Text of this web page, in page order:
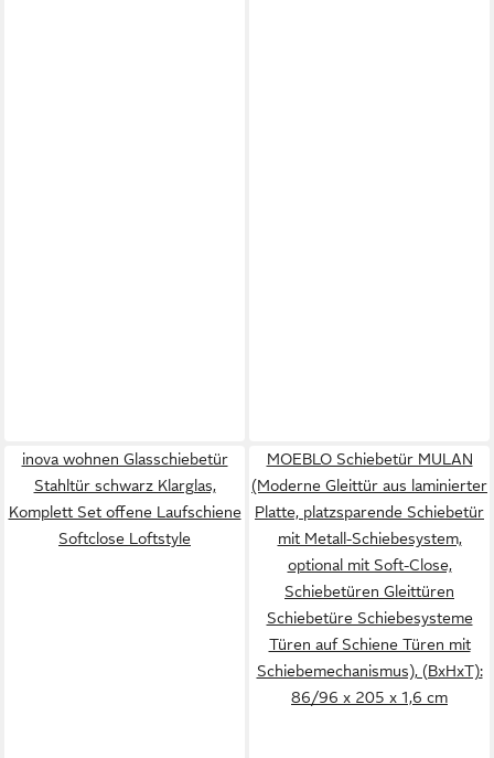
inova wohnen Glasschiebetür
Stahltür schwarz Klarglas,
Komplett Set offene Laufschiene
Softclose Loftstyle
MOEBLO Schiebetür MULAN
(Moderne Gleittür aus laminierter
Platte, platzsparende Schiebetür
mit Metall-Schiebesystem,
optional mit Soft-Close,
Schiebetüren Gleittüren
Schiebetüre Schiebesysteme
Türen auf Schiene Türen mit
Schiebemechanismus), (BxHxT):
86/96 x 205 x 1,6 cm